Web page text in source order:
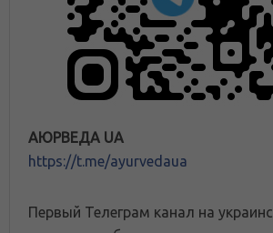
АЮРВЕДА UA
https://t.me/ayurvedaua
Первый Телеграм канал на